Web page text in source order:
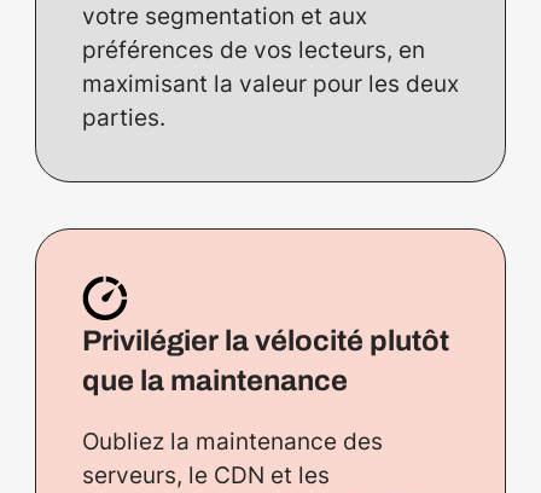
votre segmentation et aux
préférences de vos lecteurs, en
maximisant la valeur pour les deux
parties.
Privilégier la vélocité plutôt
que la maintenance
Oubliez la maintenance des
serveurs, le CDN et les